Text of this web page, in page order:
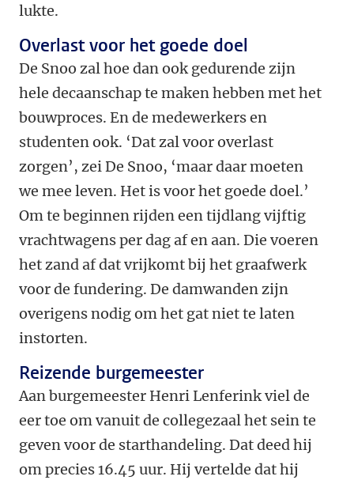
lukte.
Overlast voor het goede doel
De Snoo zal hoe dan ook gedurende zijn
hele decaanschap te maken hebben met het
bouwproces. En de medewerkers en
studenten ook. ‘Dat zal voor overlast
zorgen’, zei De Snoo, ‘maar daar moeten
we mee leven. Het is voor het goede doel.’
Om te beginnen rijden een tijdlang vijftig
vrachtwagens per dag af en aan. Die voeren
het zand af dat vrijkomt bij het graafwerk
voor de fundering. De damwanden zijn
overigens nodig om het gat niet te laten
instorten.
Reizende burgemeester
Aan burgemeester Henri Lenferink viel de
eer toe om vanuit de collegezaal het sein te
geven voor de starthandeling. Dat deed hij
om precies 16.45 uur. Hij vertelde dat hij